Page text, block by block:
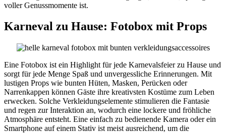
voller Genussmomente ist.
Karneval zu Hause: Fotobox mit Props
Eine Fotobox ist ein Highlight für jede Karnevalsfeier zu Hause und
sorgt für jede Menge Spaß und unvergessliche Erinnerungen. Mit
lustigen Props wie bunten Hüten, Masken, Perücken oder
Narrenkappen können Gäste ihre kreativsten Kostüme zum Leben
erwecken. Solche Verkleidungselemente stimulieren die Fantasie
und regen zur Interaktion an, wodurch eine lockere und fröhliche
Atmosphäre entsteht. Eine einfach zu bedienende Kamera oder ein
Smartphone auf einem Stativ ist meist ausreichend, um die